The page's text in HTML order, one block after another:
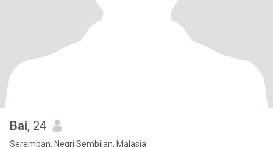
Bai, 24
Seremban, Negri Sembilan, Malasia